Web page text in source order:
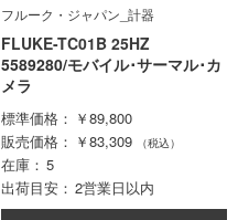
フルーク・ジャパン_計器
FLUKE-TC01B 25HZ
5589280/モバイル･サーマル･カ
メラ
標準価格
￥89,800
販売価格
￥83,309 （税込）
在庫
5
出荷目安
2営業日以内